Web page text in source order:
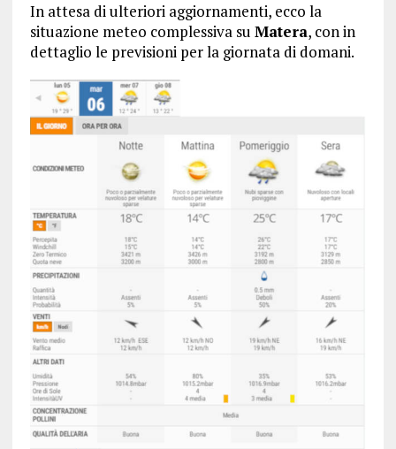
In attesa di ulteriori aggiornamenti, ecco la
situazione meteo complessiva su Matera, con in
dettaglio le previsioni per la giornata di domani.